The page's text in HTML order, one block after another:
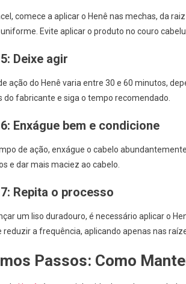
comece a aplicar o Henê nas mechas, da
Evite aplicar o produto no couro
Deixe agir
ação do Henê varia entre 30 e 60 minutos,
do fabricante e siga o tempo recomendado.
Enxágue bem e condicione
de ação, enxágue o cabelo
e dar mais maciez ao cabelo.
Repita o processo
um liso duradouro, é necessário aplicar o
reduzir a frequência, aplicando apenas nas
Passos: Como